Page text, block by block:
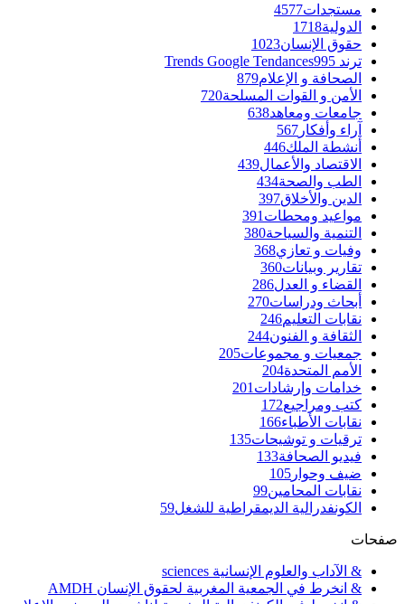
مستجدات4577
الدولية1718
حقوق الإنسان1023
ترند Trends Google Tendances 995
الصحافة و الإعلام879
الأمن و القوات المسلحة720
جامعات ومعاهد638
آراء وأفكار 567
أنشطة الملك446
الاقتصاد والأعمال439
الطب والصحة434
الدين والأخلاق397
مواعيد ومحطات 391
التنمية والسياحة380
وفيات و تعازي368
تقارير وبيانات360
القضاء و العدل286
أبحاث ودراسات270
نقابات التعليم246
الثقافة و الفنون244
جمعيات و مجموعات205
الأمم المتحدة204
خدامات وإرشادات 201
كتب ومراجيع172
نقابات الأطباء166
ترقيات و توشيحات135
فيديو الصحافة133
ضيف وحوار 105
نقابات المحامين99
الكونفدرالية الديمقراطية للشغل59
صفحات
& الآداب والعلوم الإنسانية sciences
& انخرط في الجمعية المغربية لحقوق الإنسان AMDH